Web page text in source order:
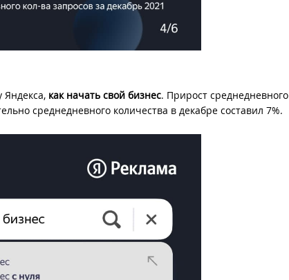
Яндекса, как начать свой бизнес. Прирост среднедневного
среднедневного количества в декабре составил 7%.